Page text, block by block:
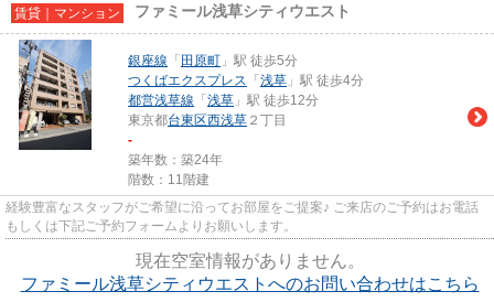
賃貸｜マンション ファミール浅草シティウエスト
銀座線 「 田原町 」駅 徒歩5分
つくばエクスプレス 「 浅草 」駅 徒歩4分
都営浅草線 「 浅草 」駅 徒歩12分
東京都台東区西浅草 ２丁目
-
築年数：築24年
階数：11階建
経験豊富なスタッフがご希望に沿ってお部屋をご提案♪ ご来店のご予約はお電話
もしくは下記ご予約フォームよりお願いします。
現在空室情報がありません。
ファミール浅草シティウエストへのお問い合わせはこちら